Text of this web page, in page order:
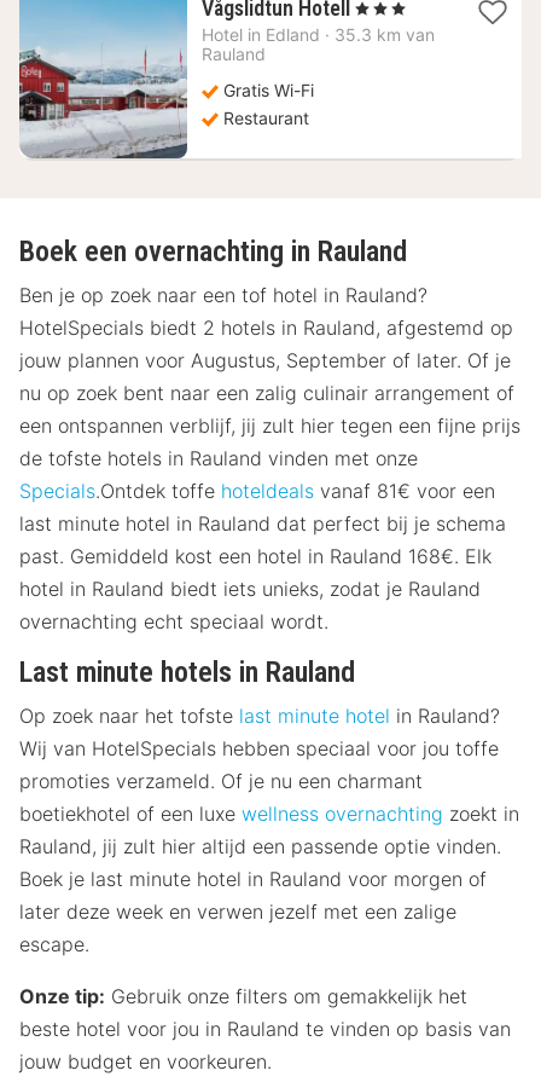
Vågslidtun Hotell 1
nacht
, 3 Sterren
Hotel in Edland · 35.3 km van
Rauland
Gratis Wi-Fi
Restaurant
Boek een overnachting in Rauland
Ben je op zoek naar een tof hotel in Rauland?
HotelSpecials biedt 2 hotels in Rauland, afgestemd op
jouw plannen voor Augustus, September of later. Of je
nu op zoek bent naar een zalig culinair arrangement of
een ontspannen verblijf, jij zult hier tegen een fijne prijs
de tofste hotels in Rauland vinden met onze
Specials.Ontdek toffe hoteldeals vanaf 81€ voor een
last minute hotel in Rauland dat perfect bij je schema
past. Gemiddeld kost een hotel in Rauland 168€. Elk
hotel in Rauland biedt iets unieks, zodat je Rauland
overnachting echt speciaal wordt.
Last minute hotels in Rauland
Op zoek naar het tofste last minute hotel in Rauland?
Wij van HotelSpecials hebben speciaal voor jou toffe
promoties verzameld. Of je nu een charmant
boetiekhotel of een luxe wellness overnachting zoekt in
Rauland, jij zult hier altijd een passende optie vinden.
Boek je last minute hotel in Rauland voor morgen of
later deze week en verwen jezelf met een zalige
escape.
Onze tip: Gebruik onze filters om gemakkelijk het
beste hotel voor jou in Rauland te vinden op basis van
jouw budget en voorkeuren.